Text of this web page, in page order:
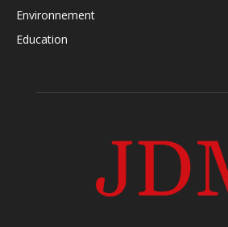
Environnement
Education